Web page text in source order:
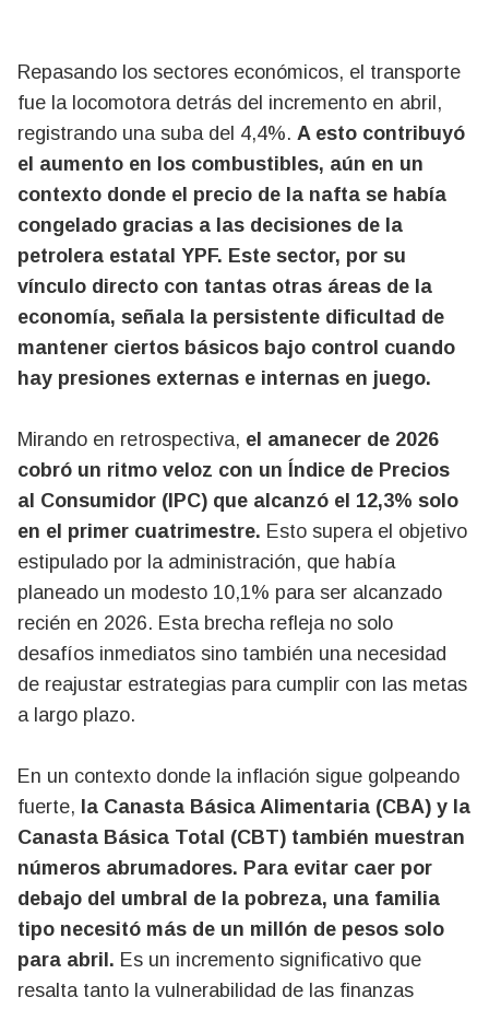
Repasando los sectores económicos, el transporte
fue la locomotora detrás del incremento en abril,
registrando una suba del 4,4%. A esto contribuyó
el aumento en los combustibles, aún en un
contexto donde el precio de la nafta se había
congelado gracias a las decisiones de la
petrolera estatal YPF. Este sector, por su
vínculo directo con tantas otras áreas de la
economía, señala la persistente dificultad de
mantener ciertos básicos bajo control cuando
hay presiones externas e internas en juego.
Mirando en retrospectiva, el amanecer de 2026
cobró un ritmo veloz con un Índice de Precios
al Consumidor (IPC) que alcanzó el 12,3% solo
en el primer cuatrimestre. Esto supera el objetivo
estipulado por la administración, que había
planeado un modesto 10,1% para ser alcanzado
recién en 2026. Esta brecha refleja no solo
desafíos inmediatos sino también una necesidad
de reajustar estrategias para cumplir con las metas
a largo plazo.
En un contexto donde la inflación sigue golpeando
fuerte, la Canasta Básica Alimentaria (CBA) y la
Canasta Básica Total (CBT) también muestran
números abrumadores. Para evitar caer por
debajo del umbral de la pobreza, una familia
tipo necesitó más de un millón de pesos solo
para abril. Es un incremento significativo que
resalta tanto la vulnerabilidad de las finanzas